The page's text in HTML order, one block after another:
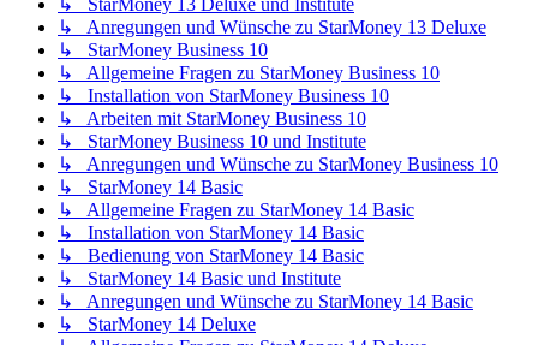
↳ StarMoney 13 Deluxe und Institute
↳ Anregungen und Wünsche zu StarMoney 13 Deluxe
↳ StarMoney Business 10
↳ Allgemeine Fragen zu StarMoney Business 10
↳ Installation von StarMoney Business 10
↳ Arbeiten mit StarMoney Business 10
↳ StarMoney Business 10 und Institute
↳ Anregungen und Wünsche zu StarMoney Business 10
↳ StarMoney 14 Basic
↳ Allgemeine Fragen zu StarMoney 14 Basic
↳ Installation von StarMoney 14 Basic
↳ Bedienung von StarMoney 14 Basic
↳ StarMoney 14 Basic und Institute
↳ Anregungen und Wünsche zu StarMoney 14 Basic
↳ StarMoney 14 Deluxe